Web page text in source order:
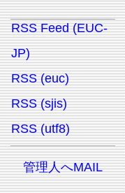
RSS Feed (EUC-
JP)
RSS (euc)
RSS (sjis)
RSS (utf8)
管理人へMAIL